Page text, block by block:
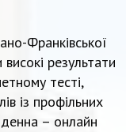
Франківської
результати
тесті,
із профільних
– онлайн